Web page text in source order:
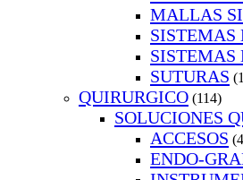
MALLAS
SISTEMAS
SISTEMAS
SUTURAS
QUIRURGICO (114)
SOLUCIONES
ACCESOS
ENDO-